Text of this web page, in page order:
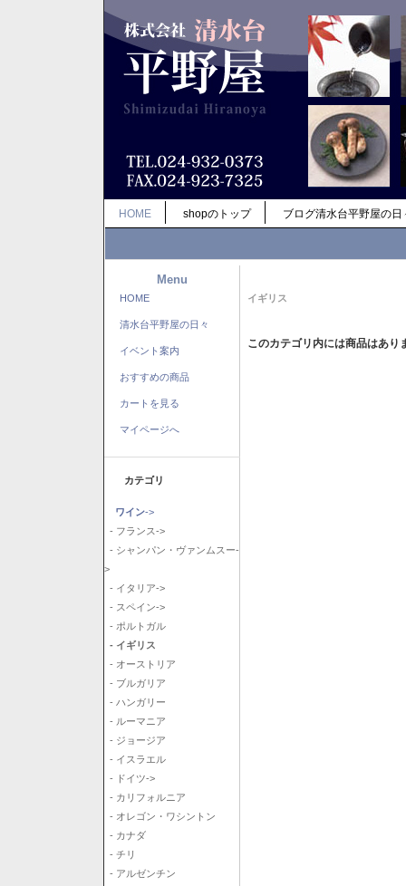
HOME shopのトップ ブログ清水台平野屋の日
Menu
HOME
清水台平野屋の日々
イベント案内
おすすめの商品
カートを見る
マイページへ
カテゴリ
ワイン->
- フランス->
- シャンパン・ヴァンムスー-
>
- イタリア->
- スペイン->
- ポルトガル
- イギリス
- オーストリア
- ブルガリア
- ハンガリー
- ルーマニア
- ジョージア
- イスラエル
- ドイツ->
- カリフォルニア
- オレゴン・ワシントン
- カナダ
- チリ
- アルゼンチン
イギリス
このカテゴリ内には商品はあり